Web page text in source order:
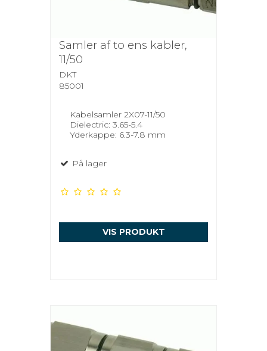
Samler af to ens kabler,
11/50
DKT
85001
Kabelsamler 2X07-11/50
Dielectric: 3.65-5.4
Yderkappe: 6.3-7.8 mm
På lager
VIS PRODUKT